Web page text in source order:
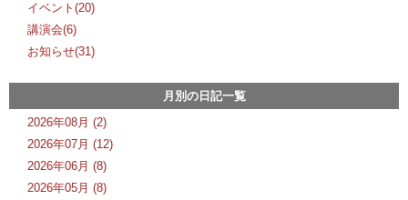
イベント(20)
講演会(6)
お知らせ(31)
月別の日記一覧
2026年08月 (2)
2026年07月 (12)
2026年06月 (8)
2026年05月 (8)